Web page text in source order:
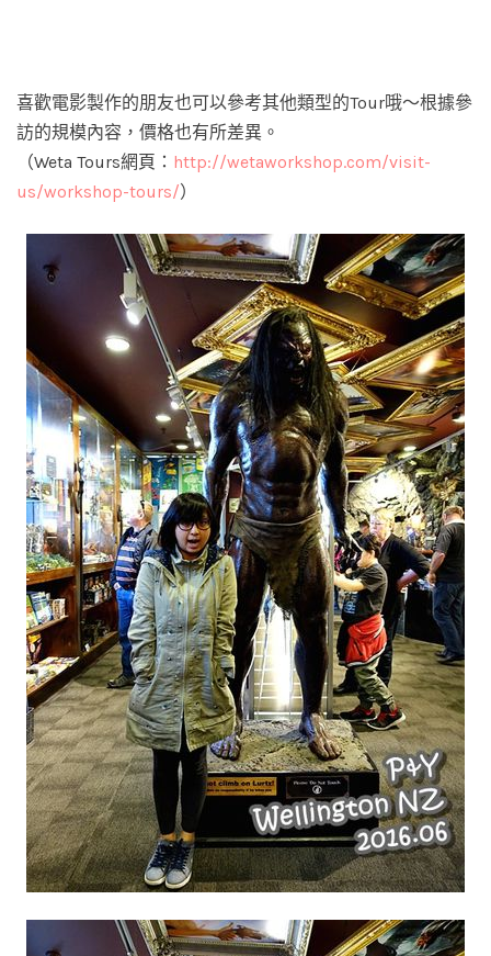
喜歡電影製作的朋友也可以參考其他類型的Tour哦～根據參
訪的規模內容，價格也有所差異。
（Weta Tours網頁： http://wetaworkshop.com/visit-
us/workshop-tours/）